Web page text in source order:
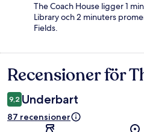
The Coach House ligger 1
Library och 2 minuters
Fields.
Recensioner
Recensioner för
9,2 Underbart
87 recensioner